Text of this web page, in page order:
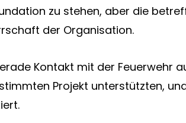
zu stehen, aber die
der Organisation.
Kontakt mit der Feuerwehr
Projekt unterstützten,